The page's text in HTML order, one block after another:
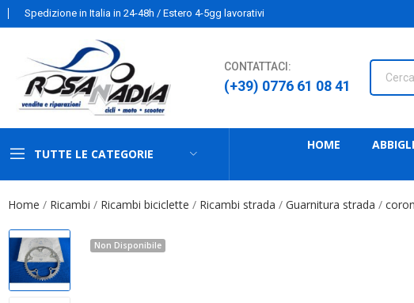
Spedizione in Italia in 24-48h / Estero 4-5gg lavorativi
CONTATTACI:
(+39) 0776 61 08 41
TUTTE LE CATEGORIE
HOME
Home Ricambi Ricambi biciclette Ricambi strada Guarnitura strada
Non Disponibile